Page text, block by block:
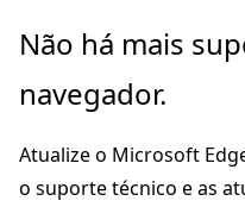
Pular
o
principal
Não há mais
navegador.
Atualize o Microsoft
o suporte técnico e as